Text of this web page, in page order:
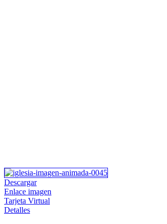
Descargar
Enlace imagen
Tarjeta Virtual
Detalles